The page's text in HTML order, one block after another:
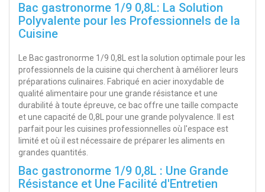
Bac gastronorme 1/9 0,8L: La Solution
Polyvalente pour les Professionnels de la
Cuisine
Le Bac gastronorme 1/9 0,8L est la solution optimale pour les
professionnels de la cuisine qui cherchent à améliorer leurs
préparations culinaires. Fabriqué en acier inoxydable de
qualité alimentaire pour une grande résistance et une
durabilité à toute épreuve, ce bac offre une taille compacte
et une capacité de 0,8L pour une grande polyvalence. Il est
parfait pour les cuisines professionnelles où l'espace est
limité et où il est nécessaire de préparer les aliments en
grandes quantités.
Bac gastronorme 1/9 0,8L : Une Grande
Résistance et Une Facilité d'Entretien